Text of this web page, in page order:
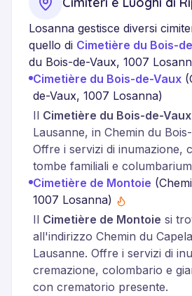
Losanna gestisce diversi
quello di Cimetière du Bois-
du Bois-de-Vaux, 1007
Cimetière du Bois-de-Vaux (
de-Vaux, 1007 Losanna)
Il Cimetière du Bois-de-Vaux
Lausanne, in Chemin du
Offre i servizi di inumazione,
tombe familiali e
Cimetière de Montoie (
1007 Losanna)
Il Cimetière de Montoie si
all'indirizzo Chemin du
Lausanne. Offre i servizi di
cremazione, colombario e
con crematorio presente.